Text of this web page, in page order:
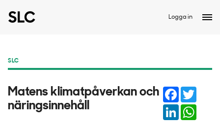
Logga in
SLC
Matens klimatpåverkan och
näringsinnehåll
Facebook
LinkedIn